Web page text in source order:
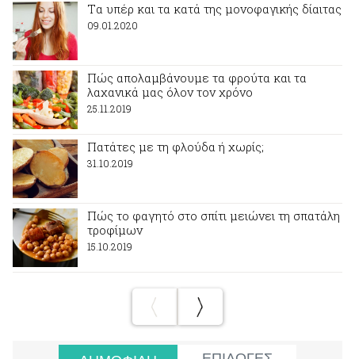
Tα υπέρ και τα κατά της μονοφαγικής δίαιτας
09.01.2020
Πώς απολαμβάνουμε τα φρούτα και τα
λαχανικά μας όλον τον χρόνο
25.11.2019
Πατάτες με τη φλούδα ή χωρίς;
31.10.2019
Πώς το φαγητό στο σπίτι μειώνει τη σπατάλη
τροφίμων
15.10.2019